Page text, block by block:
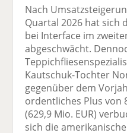
Nach
Quartal 2026 hat sich
bei Interface im
abgeschwächt.
Kautschuk-Tochter
gegenüber dem
ordentliches Plus von
(629,9 Mio. EUR)
sich die